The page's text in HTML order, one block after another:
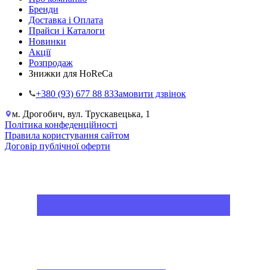
Бренди
Доставка і Оплата
Прайси і Каталоги
Новинки
Акції
Розпродаж
Знижки для HoReCa
+38‎0 (93) 677 88 83Замовити дзвінок
м. Дрогобич, вул. Трускавецька, 1
Політика конфеденційності
Правила користування сайтом
Договір публічної оферти